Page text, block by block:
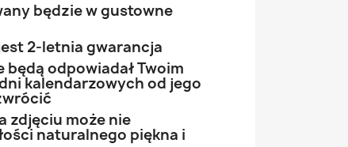
będzie w gustowne
2-letnia gwarancja
odpowiadał Twoim
kalendarzowych od jego
zdjęciu może nie
naturalnego piękna i